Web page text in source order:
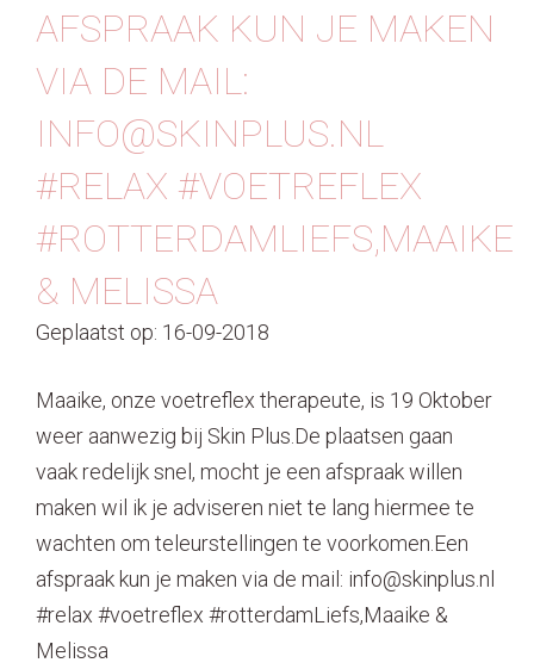
AFSPRAAK KUN JE MAKEN
VIA DE MAIL:
INFO@SKINPLUS.NL
#RELAX #VOETREFLEX
#ROTTERDAMLIEFS,MAAIKE
& MELISSA
Geplaatst op: 16-09-2018
Maaike, onze voetreflex therapeute, is 19 Oktober
weer aanwezig bij Skin Plus.De plaatsen gaan
vaak redelijk snel, mocht je een afspraak willen
maken wil ik je adviseren niet te lang hiermee te
wachten om teleurstellingen te voorkomen.Een
afspraak kun je maken via de mail: info@skinplus.nl
#relax #voetreflex #rotterdamLiefs,Maaike &
Melissa